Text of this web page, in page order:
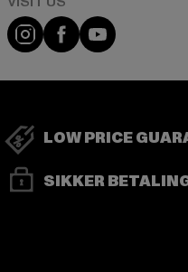
Visit our Instagram
Visit ourVisit our
LOW PRICE
SIKKER